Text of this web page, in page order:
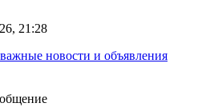
21:28
новости и объявления